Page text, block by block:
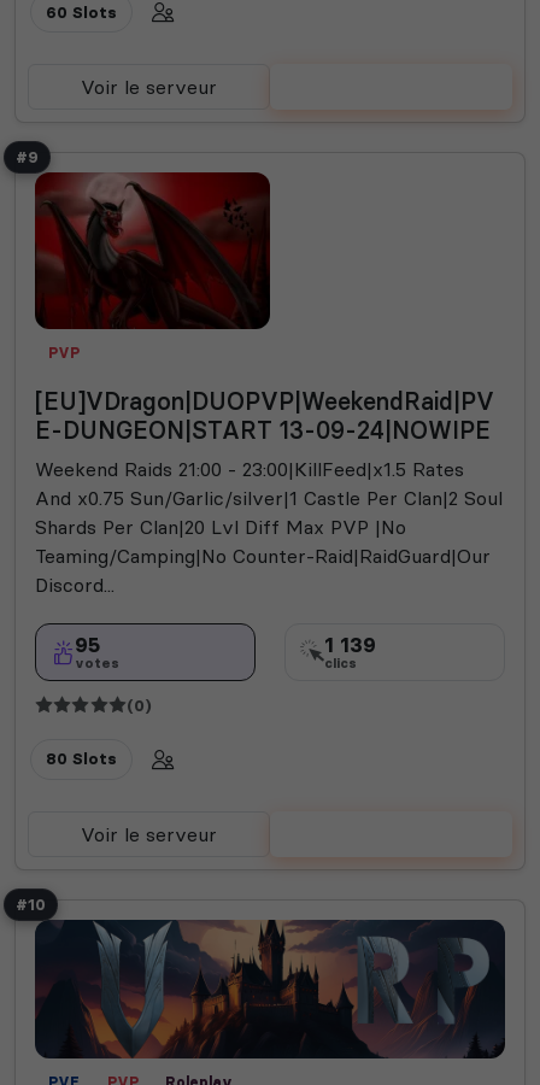
60 Slots
Voir le serveur
#9
PVP
[EU]VDragon|DUOPVP|WeekendRaid|PV
E-DUNGEON|START 13-09-24|NOWIPE
Weekend Raids 21:00 - 23:00|KillFeed|x1.5 Rates
And x0.75 Sun/Garlic/silver|1 Castle Per Clan|2 Soul
Shards Per Clan|20 Lvl Diff Max PVP |No
Teaming/Camping|No Counter-Raid|RaidGuard|Our
Discord...
95
votes
1 139
clics
(0)
80 Slots
Voir le serveur
#10